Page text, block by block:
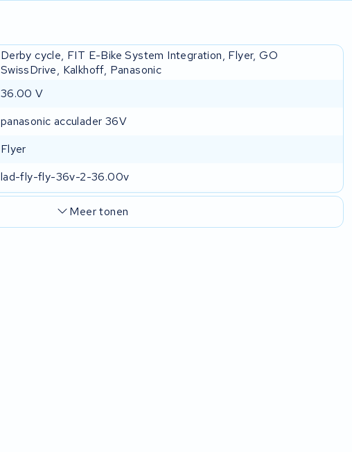
Derby cycle, FIT E-Bike System Integration, Flyer, GO
SwissDrive, Kalkhoff, Panasonic
36.00 V
panasonic acculader 36V
Flyer
lad-fly-fly-36v-2-36.00v
Meer tonen